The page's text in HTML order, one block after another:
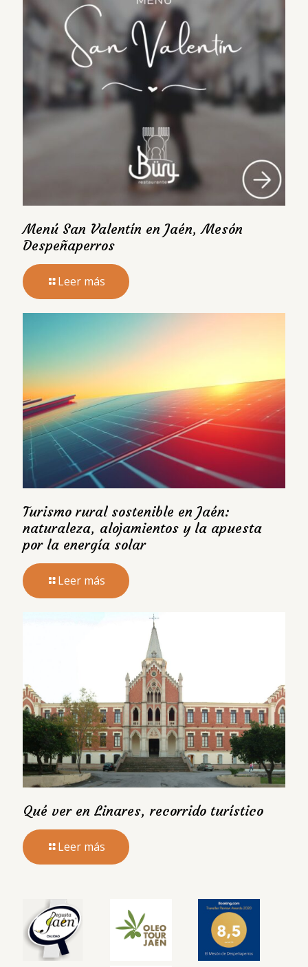
Menú San Valentín en Jaén, Mesón
Despeñaperros
Leer más
Turismo rural sostenible en Jaén:
naturaleza, alojamientos y la apuesta
por la energía solar
Leer más
Qué ver en Linares, recorrido turístico
Leer más